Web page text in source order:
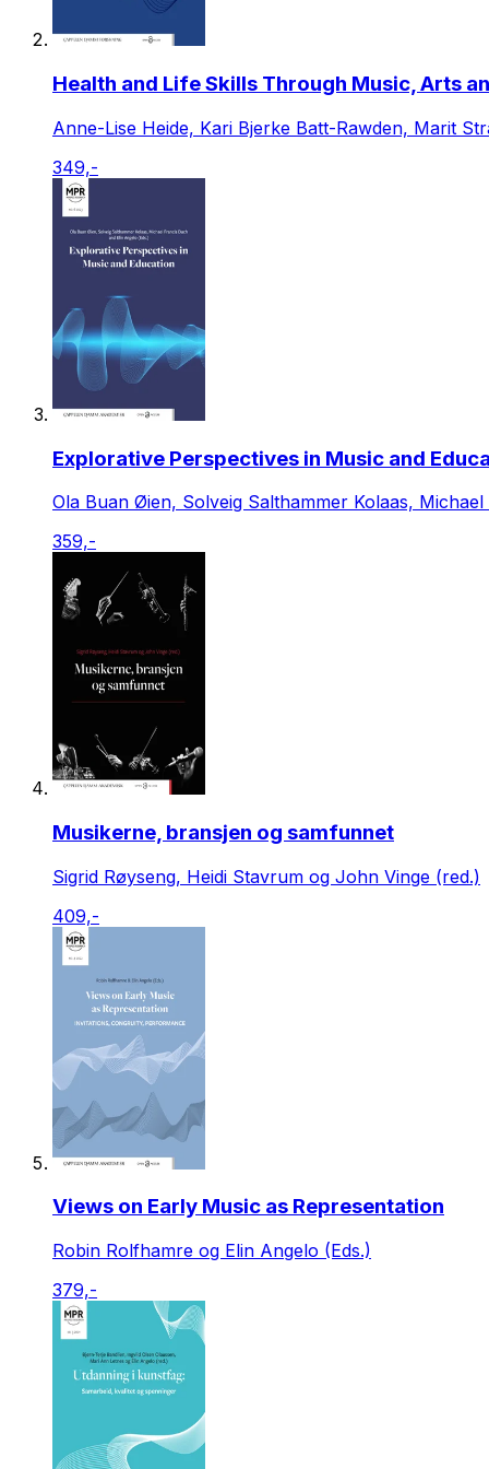
Health and Life Skills Through Music, Arts
Anne-Lise Heide, Kari Bjerke Batt-Rawden, Marit
349,-
Explorative Perspectives in Music and
Ola Buan Øien, Solveig Salthammer Kolaas,
359,-
Musikerne, bransjen og samfunnet
Sigrid Røyseng, Heidi Stavrum og John Vinge (red.)
409,-
Views on Early Music as Representation
Robin Rolfhamre og Elin Angelo (Eds.)
379,-